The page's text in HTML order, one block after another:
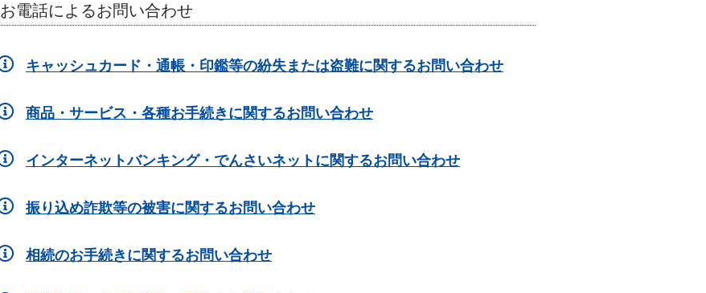
お電話によるお問い合わせ
キャッシュカード・通帳・印鑑等の紛失または盗難に関するお問い合わせ
商品・サービス・各種お手続きに関するお問い合わせ
インターネットバンキング・でんさいネットに関するお問い合わせ
振り込め詐欺等の被害に関するお問い合わせ
相続のお手続きに関するお問い合わせ